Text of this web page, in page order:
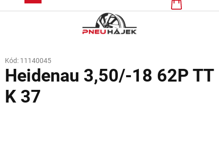
Nákupní
Heidenau 3,50/-18 62P TT
K 37
Kód: 11140045